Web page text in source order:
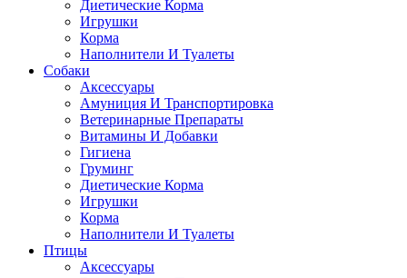
Диетические Корма
Игрушки
Корма
Наполнители И Туалеты
Собаки
Аксессуары
Амуниция И Транспортировка
Ветеринарные Препараты
Витамины И Добавки
Гигиена
Груминг
Диетические Корма
Игрушки
Корма
Наполнители И Туалеты
Птицы
Аксессуары